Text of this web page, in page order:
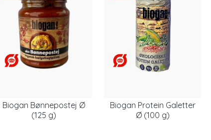
Biogan Bønnepostej Ø
(125 g)
Biogan Protein Galetter
Ø (100 g)